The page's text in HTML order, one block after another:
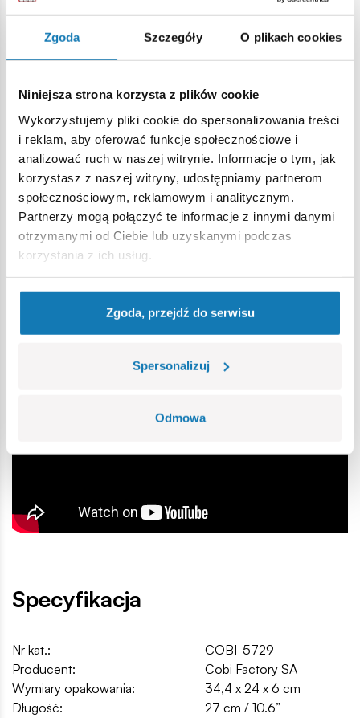
Zgoda Szczegóły O plikach cookies
Niniejsza strona korzysta z plików cookie
Wykorzystujemy pliki cookie do spersonalizowania treści
i reklam, aby oferować funkcje społecznościowe i
analizować ruch w naszej witrynie. Informacje o tym, jak
korzystasz z naszej witryny, udostępniamy partnerom
społecznościowym, reklamowym i analitycznym.
Partnerzy mogą połączyć te informacje z innymi danymi
otrzymanymi od Ciebie lub uzyskanymi podczas
korzystania z ich usług.
Zgoda, przejdź do serwisu
Spersonalizuj
Odmowa
tabliczka z nazwą samolotu. Klockowy model japońskiego
myśliwca z pewnością zadowoli młodych fanów samolotów
347 wysokiej jakości elementów,
wyprodukowane w UE przez firmę z ponad 20-letnią
tradycją,
spełniają normy bezpieczeństwa dotyczące produktów
dla dzieci,
w pełni kompatybilne z innymi markami klocków
konstrukcyjnych,
klocki z nadrukami nie odkształcają się i nie bledną w
czasie zabawy czy pod wpływem temperatury,
100% nadruków, bez naklejek,
czytelna i intuicyjna instrukcja oparta na rysunkach i
specjalna podstawka ekspozycyjna,
Wymiary modelu (dł x sz x wys): 27 cm (10.6”) x 38 cm (15”)
Specyfikacja
Nr kat.:
COBI-5729
Producent:
Cobi Factory SA
Wymiary opakowania:
34,4 x 24 x 6 cm
Długość:
27 cm / 10.6”